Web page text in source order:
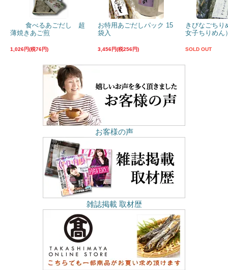
食べるあごだし 超
薄焼きあご煎
1,026円(税76円)
お特用あごだしパック 15
袋入
3,456円(税256円)
きびなごちり
女子ちりめん
SOLD OUT
お客様の声
雑誌掲載 取材歴